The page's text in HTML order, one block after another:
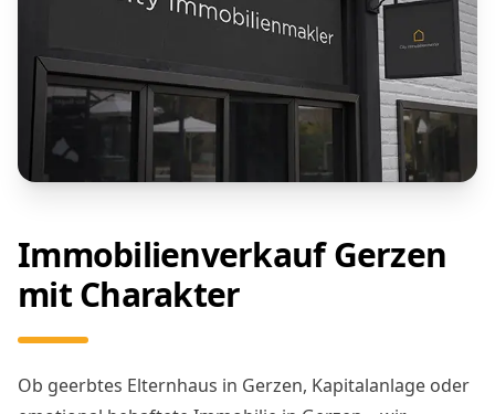
Immobilienverkauf Gerzen
mit Charakter
Ob geerbtes Elternhaus in Gerzen, Kapitalanlage oder